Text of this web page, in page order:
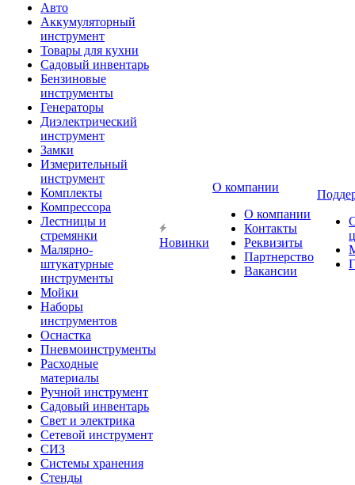
Авто
Аккумуляторный
инструмент
Товары для кухни
Садовый инвентарь
Бензиновые
инструменты
Генераторы
Диэлектрический
инструмент
Замки
Измерительный
инструмент
Комплекты
Компрессора
Лестницы и
стремянки
Малярно-
штукатурные
инструменты
Мойки
Наборы
инструментов
Оснастка
Пневмоинструменты
Расходные
материалы
Ручной инструмент
Садовый инвентарь
Свет и электрика
Сетевой инструмент
СИЗ
Системы хранения
Стенды
Новинки
О компании
О компании
Контакты
Реквизиты
Партнерство
Вакансии